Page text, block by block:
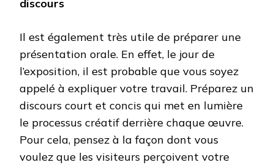
discours
Il est également très utile de préparer une
présentation orale. En effet, le jour de
l’exposition, il est probable que vous soyez
appelé à expliquer votre travail. Préparez un
discours court et concis qui met en lumière
le processus créatif derrière chaque œuvre.
Pour cela, pensez à la façon dont vous
voulez que les visiteurs perçoivent votre